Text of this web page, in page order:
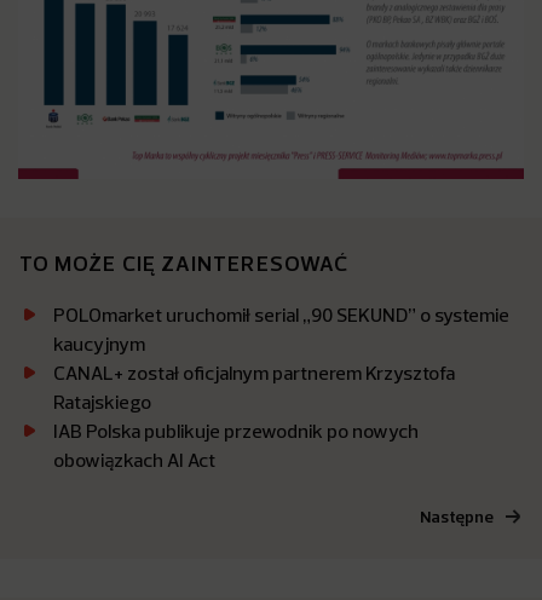
TO MOŻE CIĘ ZAINTERESOWAĆ
POLOmarket uruchomił serial „90 SEKUND” o systemie
kaucyjnym
CANAL+ został oficjalnym partnerem Krzysztofa
Ratajskiego
IAB Polska publikuje przewodnik po nowych
obowiązkach AI Act
Następne